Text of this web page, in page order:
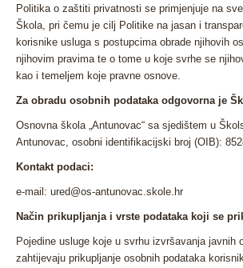
Politika o zaštiti privatnosti se primjenjuje na
Škola, pri čemu je cilj Politike na jasan i
korisnike usluga s postupcima obrade njihovih
njihovim pravima te o tome u koje svrhe se
kao i temeljem koje pravne osnove.
Za obradu osobnih podataka odgovorna je
Osnovna škola „Antunovac“ sa sjedištem u
Antunovac, osobni identifikacijski broj (OIB):
Kontakt podaci:
e-mail: ured@os-antunovac.skole.hr
Način prikupljanja i vrste podataka koji se
Pojedine usluge koje u svrhu izvršavanja javnih
zahtijevaju prikupljanje osobnih podataka